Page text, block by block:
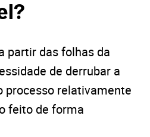
partir das folhas da
de derrubar a
processo relativamente
feito de forma